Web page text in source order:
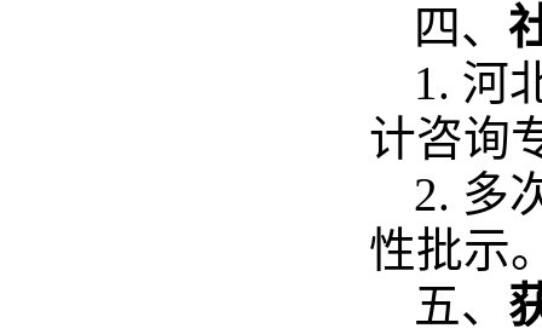
四、
1. 河
计咨询
2. 多
性批示
五、